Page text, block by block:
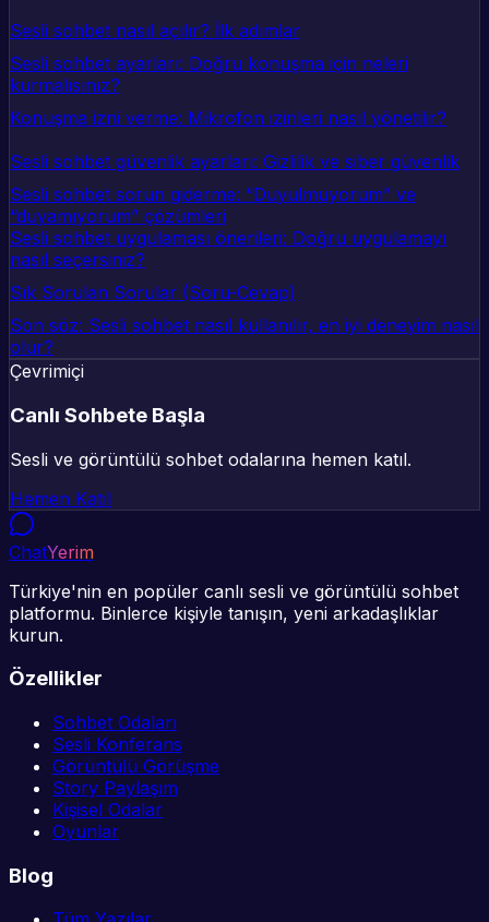
Sesli sohbet nasıl açılır? İlk adımlar
Sesli sohbet ayarları: Doğru konuşma için neleri
kurmalısınız?
Konuşma izni verme: Mikrofon izinleri nasıl yönetilir?
Sesli sohbet güvenlik ayarları: Gizlilik ve siber güvenlik
Sesli sohbet sorun giderme: “Duyulmuyorum” ve
“duyamıyorum” çözümleri
Sesli sohbet uygulaması önerileri: Doğru uygulamayı
nasıl seçersiniz?
Sık Sorulan Sorular (Soru-Cevap)
Son söz: Sesli sohbet nasıl kullanılır, en iyi deneyim nasıl
olur?
Çevrimiçi
Canlı Sohbete Başla
Sesli ve görüntülü sohbet odalarına hemen katıl.
Hemen Katıl
ChatYerim
Türkiye'nin en popüler canlı sesli ve görüntülü sohbet
platformu. Binlerce kişiyle tanışın, yeni arkadaşlıklar
kurun.
Özellikler
Sohbet Odaları
Sesli Konferans
Görüntülü Görüşme
Story Paylaşım
Kişisel Odalar
Oyunlar
Blog